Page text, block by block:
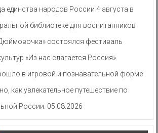
единства народов России 4 августа в
библиотеке для воспитанников
состоялся фестиваль
«Из нас слагается Россия».
в игровой и познавательной форме
как увлекательное путешествие по
России. 05.08.2026